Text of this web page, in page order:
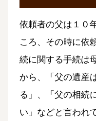
依頼者の父は１０
ころ、その時に依
続に関する手続は
から、「父の遺産
る」、「父の相続
い」などと言われ